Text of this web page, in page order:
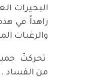
البحيرات
زاهداً في
والرغبات
تحركتْ
من الفساد .